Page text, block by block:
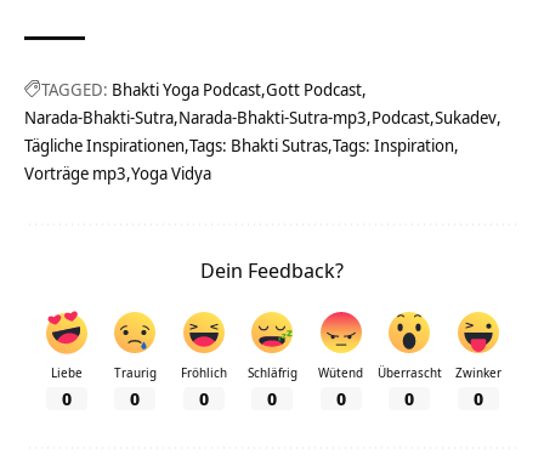
TAGGED: Bhakti Yoga Podcast Gott Podcast
Narada-Bhakti-Sutra Narada-Bhakti-Sutra-mp3 Podcast Sukadev
Tägliche Inspirationen Tags: Bhakti Sutras Tags: Inspiration
Vorträge mp3 Yoga Vidya
Dein Feedback?
Liebe
0
Traurig
0
Fröhlich
0
Schläfrig
0
Wütend
0
Überrascht
0
Zwinker
0